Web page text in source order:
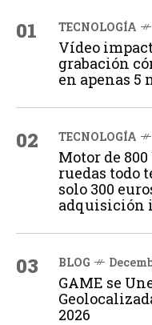
01 TECNOLOGÍA
Vídeo
grabación
en apenas 5
02 TECNOLOGÍA
Motor de
ruedas todo
solo 300
adquisición
03 BLOG
GAME se
2026